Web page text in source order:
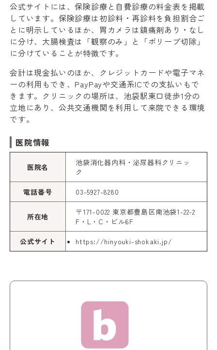
公式サイトには、保険診療と自費診療の料金表を掲載
しています。保険診療は初診料・再診料を負担割合ご
とに明示しているほか、胃カメラは鎮痛剤あり・なし
に分け、大腸検査は「観察のみ」と「ポリープ切除」
に分けていることが特徴です。
会計は現金払いのほか、クレジットカードや電子マネ
ーの利用もでき、PayPayや交通系ICでの支払いもで
きます。クリニックの場所は、池袋駅東口徒歩1分の
立地にあり、公共交通機関を利用して来院できる環境
です。
医院情報
医院名
池袋消化器内科・泌尿器科クリニッ
ク
電話番号 03-5927-8280
所在地
〒171-0022 東京都豊島区南池袋1-22-2
F・L・C・ビル6F
公式サイト https://hinyouki-shokaki.jp/